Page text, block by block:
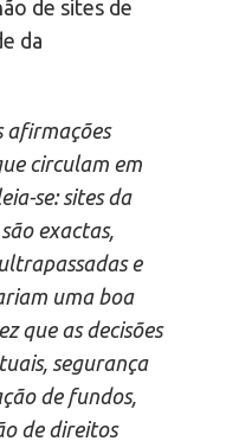
de sites de
da
afirmações
circulam em
se: sites da
exactas,
e
uma boa
que as decisões
segurança
de fundos,
de direitos